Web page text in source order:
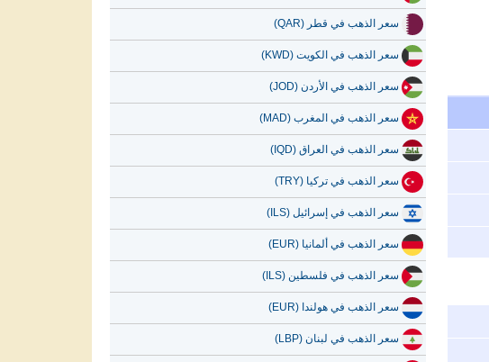
سعر الذهب في قطر (QAR)
سعر الذهب في الكويت (KWD)
سعر الذهب في الأردن (JOD)
سعر الذهب في المغرب (MAD)
سعر الذهب في العراق (IQD)
سعر الذهب في تركيا (TRY)
سعر الذهب في إسرائيل (ILS)
سعر الذهب في ألمانيا (EUR)
سعر الذهب في فلسطين (ILS)
سعر الذهب في هولندا (EUR)
سعر الذهب في لبنان (LBP)